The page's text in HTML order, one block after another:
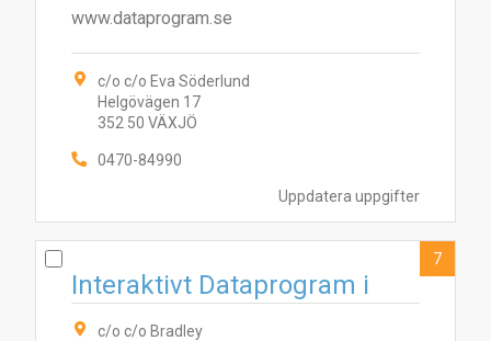
Uppdatera uppgifter
www.dataprogram.se
c/o c/o Eva Söderlund
Helgövägen 17
352 50 VÄXJÖ
0470-84990
Interaktivt Dataprogram i
c/o c/o Bradley
7